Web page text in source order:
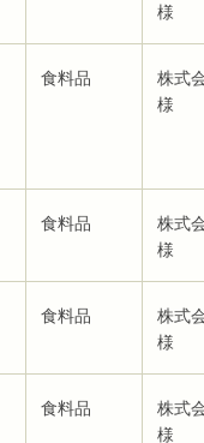
様
食料品
株式
様
食料品
株式
様
食料品
株式
様
食料品
株式
様